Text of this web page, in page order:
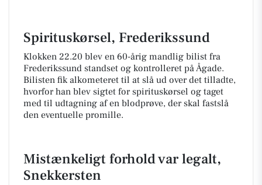
Spirituskørsel, Frederikssund
Klokken 22.20 blev en 60-årig mandlig bilist fra
Frederikssund standset og kontrolleret på Ågade.
Bilisten fik alkometeret til at slå ud over det tilladte,
hvorfor han blev sigtet for spirituskørsel og taget
med til udtagning af en blodprøve, der skal fastslå
den eventuelle promille.
Mistænkeligt forhold var legalt,
Snekkersten